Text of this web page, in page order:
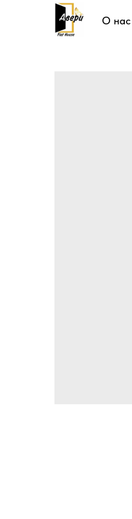
Подробнее О нас